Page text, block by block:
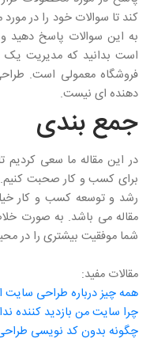
کند تا سوالات خود را در
به این سوالات پاسخ دهید
است بدانید که مدیریت
فروشگاه معمولی است.
دهنده ای نیست.
جمع بندی
در این مقاله ما سعی کردیم
برای کسب و کار صحبت کنیم.
رشد و توسعه کسب و کار
مقاله می باشد. به صورت
شما موفقیت بیشتری را در
مقالات مفید:
همه چیز درباره طراحی سایت
چرا سایت من بازدید کننده
چگونه بدون کد نویسی